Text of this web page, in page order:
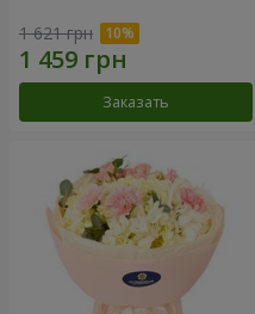
1 621 грн
Заказать